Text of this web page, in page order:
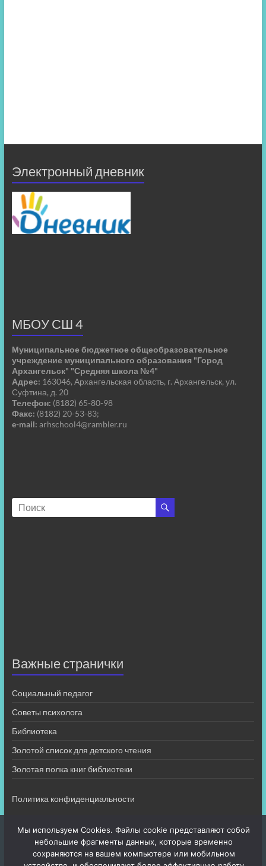
Электронный дневник
МБОУ СШ 4
Муниципальное бюджетное общеобразовательное
учреждение муниципального образования "Город
Архангельск" "Средняя школа №4"
Адрес: 163046, Архангельская область, г. Архангельск, ул.
Суфтина, д. 20
Телефон: (8182) 65-80-98
Факс: (8182) 20-53-83;
e-mail: arhschool4@rambler.ru
Важные странички
Социальный педагог
Советы психолога
Библиотека
Золотой список для детского чтения
Золотая полка книг библиотеки
Политика конфиденциальности
Мы используем Cookies. Файлы cookie представляют собой
небольшие фрагменты данных, которые временно
сохраняются на вашем компьютере или мобильном